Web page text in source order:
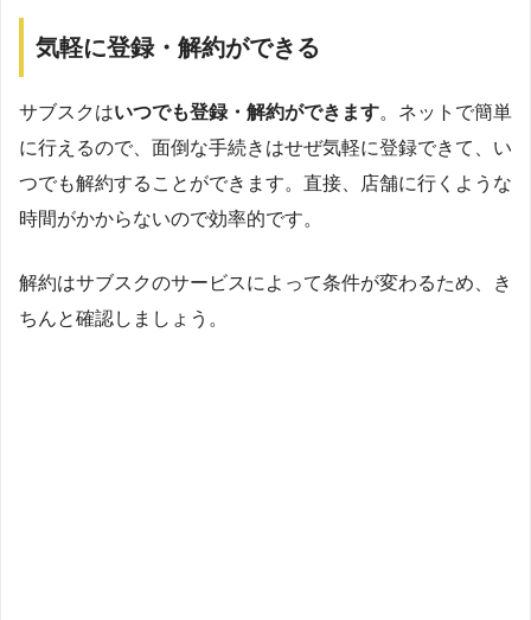
気軽に登録・解約ができる
サブスクはいつでも登録・解約ができます。ネットで簡単
に行えるので、面倒な手続きはせぜ気軽に登録できて、い
つでも解約することができます。直接、店舗に行くような
時間がかからないので効率的です。
解約はサブスクのサービスによって条件が変わるため、き
ちんと確認しましょう。